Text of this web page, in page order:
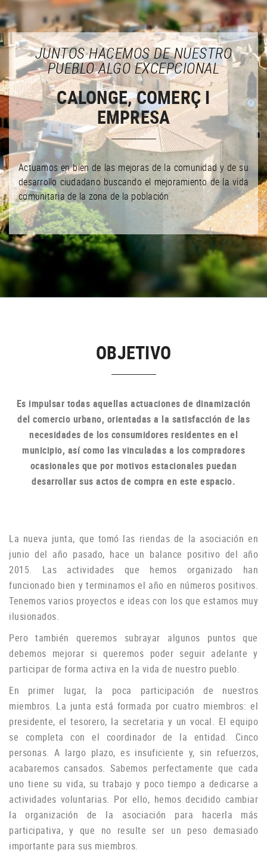
JUNTOS HACEMOS DE NUESTRO
PUEBLO ALGO EXCEPCIONAL
CALONGE, COMERÇ I
EMPRESA
Actuamos en bien de las mejoras de la comunidad y de su
desarrollo ciudadano buscando el mejoramiento de la vida
comunitaria de la zona de la población
OBJETIVO
Es impulsar todas aquellas actuaciones de dinamización
del comercio urbano, orientadas a la satisfacción de las
necesidades de los consumidores residentes en el
municipio, así como las vinculadas a los compradores
ocasionales que por motivos estacionales puedan
desarrollar sus actos de compra en este espacio.
La nueva junta, que tomó las riendas de la asociación en
junio del año pasado, hace un balance positivo del año
2015. Las actividades que hemos organizado han
funcionado bien y terminamos el año en números positivos.
Tenemos varios proyectos e ideas con los que estamos muy
ilusionados.
Pero también queremos subrayar algunos puntos que
debemos mejorar si queremos poder seguir adelante y
participar de forma activa en la vida de nuestro pueblo.
En primer lugar, la poca participación de nuestros
miembros. La junta está formada por cuatro miembros: el
presidente, el tesorero, la secretaria y un vocal. El equipo
se completa con el coordinador de la entidad. Cinco
personas. A largo plazo, es insuficiente y, sin refuerzos,
acabaremos cansados.Sabemos perfectamente que cada
uno tiene su vida, su trabajo y poco tiempo a dedicarse a
actividades voluntarias. Por ello, hemos decidido cambiar
la organización de la asociación para hacerla más
participativa, y que no resulte ser un peso demasiado
importante para sus miembros.